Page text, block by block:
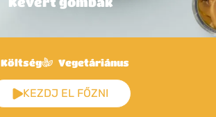
Költség Vegetáriánus
KEZDJ EL FŐZNI